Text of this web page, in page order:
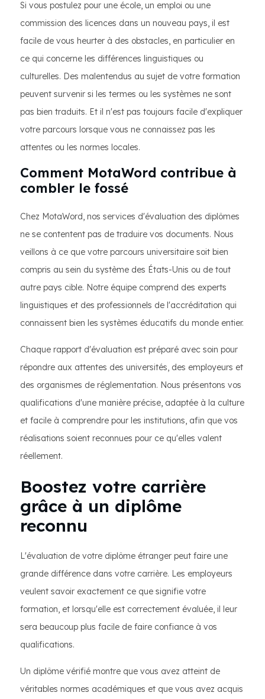
Si vous postulez pour une école, un emploi ou une
commission des licences dans un nouveau pays, il est
facile de vous heurter à des obstacles, en particulier en
ce qui concerne les différences linguistiques ou
culturelles. Des malentendus au sujet de votre formation
peuvent survenir si les termes ou les systèmes ne sont
pas bien traduits. Et il n'est pas toujours facile d'expliquer
votre parcours lorsque vous ne connaissez pas les
attentes ou les normes locales.
Comment MotaWord contribue à
combler le fossé
Chez MotaWord, nos services d'évaluation des diplômes
ne se contentent pas de traduire vos documents. Nous
veillons à ce que votre parcours universitaire soit bien
compris au sein du système des États-Unis ou de tout
autre pays cible. Notre équipe comprend des experts
linguistiques et des professionnels de l'accréditation qui
connaissent bien les systèmes éducatifs du monde entier.
Chaque rapport d'évaluation est préparé avec soin pour
répondre aux attentes des universités, des employeurs et
des organismes de réglementation. Nous présentons vos
qualifications d'une manière précise, adaptée à la culture
et facile à comprendre pour les institutions, afin que vos
réalisations soient reconnues pour ce qu'elles valent
réellement.
Boostez votre carrière
grâce à un diplôme
reconnu
L'évaluation de votre diplôme étranger peut faire une
grande différence dans votre carrière. Les employeurs
veulent savoir exactement ce que signifie votre
formation, et lorsqu'elle est correctement évaluée, il leur
sera beaucoup plus facile de faire confiance à vos
qualifications.
Un diplôme vérifié montre que vous avez atteint de
véritables normes académiques et que vous avez acquis